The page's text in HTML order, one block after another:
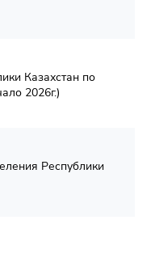
Казахстан по
2026г.)
Республики